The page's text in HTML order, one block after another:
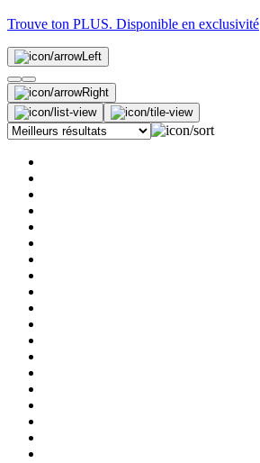
Trouve ton PLUS. Disponible en exclusivité